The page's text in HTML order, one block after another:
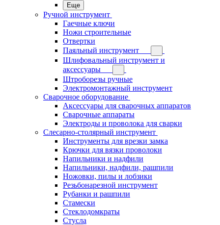
Еще
Ручной инструмент
Гаечные ключи
Ножи строительные
Отвертки
Паяльный инструмент
Шлифовальный инструмент и
аксессуары
Штроборезы ручные
Электромонтажный инструмент
Сварочное оборудование
Аксессуары для сварочных аппаратов
Сварочные аппараты
Электроды и проволока для сварки
Слесарно-столярный инструмент
Инструменты для врезки замка
Крючки для вязки проволоки
Напильники и надфили
Напильники, надфили, рашпили
Ножовки, пилы и лобзики
Резьбонарезной инструмент
Рубанки и рашпили
Стамески
Стеклодомкраты
Стусла